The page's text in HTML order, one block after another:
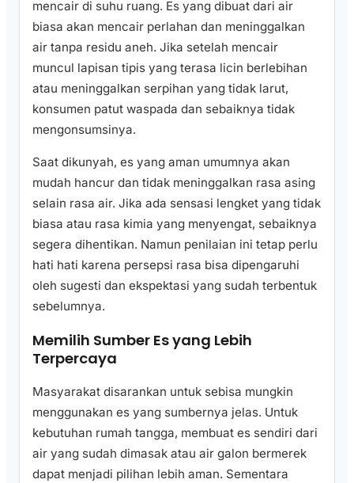
mencair di suhu ruang. Es yang dibuat dari air
biasa akan mencair perlahan dan meninggalkan
air tanpa residu aneh. Jika setelah mencair
muncul lapisan tipis yang terasa licin berlebihan
atau meninggalkan serpihan yang tidak larut,
konsumen patut waspada dan sebaiknya tidak
mengonsumsinya.
Saat dikunyah, es yang aman umumnya akan
mudah hancur dan tidak meninggalkan rasa asing
selain rasa air. Jika ada sensasi lengket yang tidak
biasa atau rasa kimia yang menyengat, sebaiknya
segera dihentikan. Namun penilaian ini tetap perlu
hati hati karena persepsi rasa bisa dipengaruhi
oleh sugesti dan ekspektasi yang sudah terbentuk
sebelumnya.
Memilih Sumber Es yang Lebih
Terpercaya
Masyarakat disarankan untuk sebisa mungkin
menggunakan es yang sumbernya jelas. Untuk
kebutuhan rumah tangga, membuat es sendiri dari
air yang sudah dimasak atau air galon bermerek
dapat menjadi pilihan lebih aman. Sementara